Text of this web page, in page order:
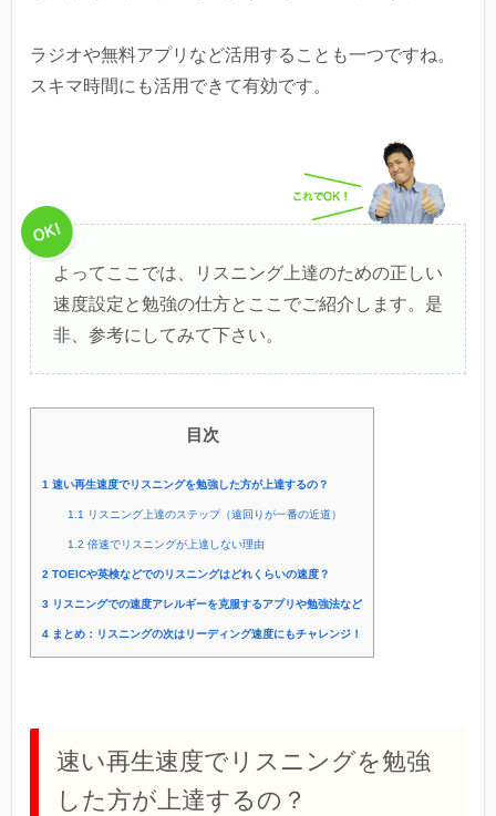
ラジオや無料アプリなど活用することも一つですね。
スキマ時間にも活用できて有効です。
よってここでは、リスニング上達のための正しい
速度設定と勉強の仕方とここでご紹介します。是
非、参考にしてみて下さい。
目次
1 速い再生速度でリスニングを勉強した方が上達するの？
1.1 リスニング上達のステップ（遠回りが一番の近道）
1.2 倍速でリスニングが上達しない理由
2 TOEICや英検などでのリスニングはどれくらいの速度？
3 リスニングでの速度アレルギーを克服するアプリや勉強法など
4 まとめ：リスニングの次はリーディング速度にもチャレンジ！
速い再生速度でリスニングを勉強
した方が上達するの？